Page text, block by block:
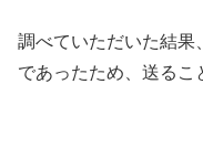
調べていただいた結
であったため、送る